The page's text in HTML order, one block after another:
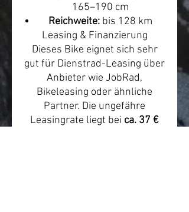
165–190 cm
Reichweite: bis 128 km
Leasing & Finanzierung
Dieses Bike eignet sich sehr
gut für Dienstrad-Leasing über
Anbieter wie JobRad,
Bikeleasing oder ähnliche
Partner. Die ungefähre
Leasingrate liegt bei ca. 37 €